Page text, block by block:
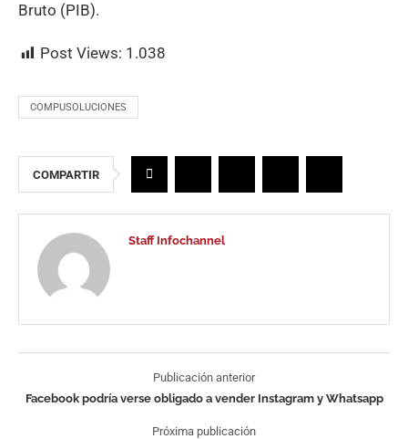
Bruto (PIB).
Post Views: 1.038
COMPUSOLUCIONES
COMPARTIR
Staff Infochannel
Publicación anterior
Facebook podría verse obligado a vender Instagram y Whatsapp
Próxima publicación